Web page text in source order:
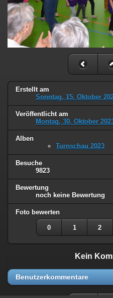
Erstellt am
Sonntag, 15. Oktober
Veröffentlicht am
Montag, 30. Oktober
Alben
Turnschau 2023
Besuche
9823
Bewertung
noch keine Bewertung
Foto bewerten
0 1 2
Kein
Benutzerkommentare